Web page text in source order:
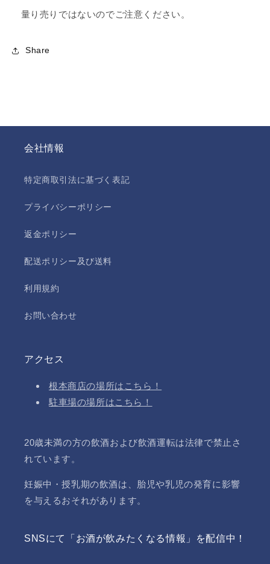
量り売りではないのでご注意ください。
Share
会社情報
特定商取引法に基づく表記
プライバシーポリシー
返金ポリシー
配送ポリシー及び送料
利用規約
お問い合わせ
アクセス
根本商店の場所はこちら！
駐車場の場所はこちら！
20歳未満の方の飲酒および飲酒運転は法律で禁止さ
れています。
妊娠中・授乳期の飲酒は、胎児や乳児の発育に影響
を与えるおそれがあります。
SNSにて「お酒が飲みたくなる情報」を配信中！